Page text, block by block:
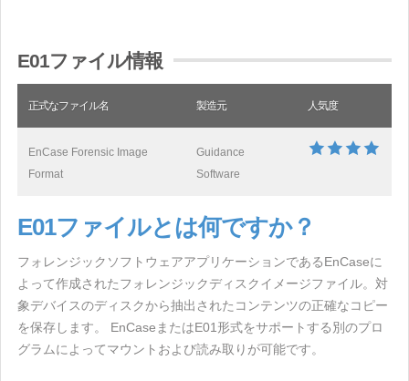
E01ファイル情報
正式なファイル名 製造元 人気度
EnCase Forensic Image
Format
Guidance
Software
E01ファイルとは何ですか？
フォレンジックソフトウェアアプリケーションであるEnCaseに
よって作成されたフォレンジックディスクイメージファイル。対
象デバイスのディスクから抽出されたコンテンツの正確なコピー
を保存します。 EnCaseまたはE01形式をサポートする別のプロ
グラムによってマウントおよび読み取りが可能です。